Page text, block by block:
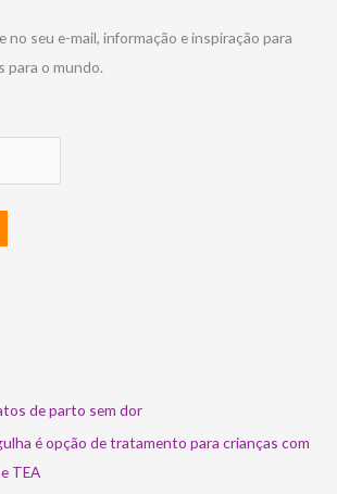
no seu e-mail, informação e inspiração para
para o mundo.
de parto sem dor
é opção de tratamento para crianças com
TEA